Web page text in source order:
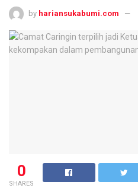
by hariansukabumi.com
0
SHARES